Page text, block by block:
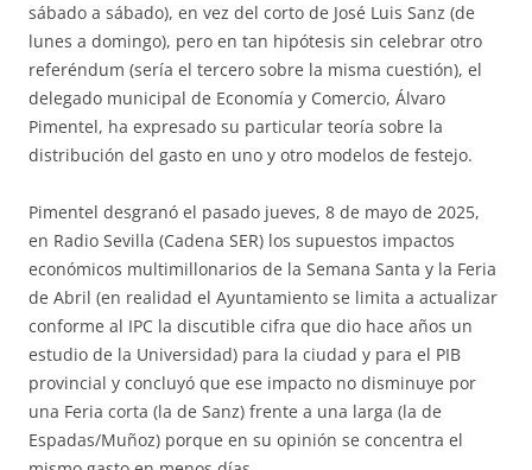
sábado a sábado), en vez del corto de José Luis Sanz (de
lunes a domingo), pero en tan hipótesis sin celebrar otro
referéndum (sería el tercero sobre la misma cuestión), el
delegado municipal de Economía y Comercio, Álvaro
Pimentel, ha expresado su particular teoría sobre la
distribución del gasto en uno y otro modelos de festejo.
Pimentel desgranó el pasado jueves, 8 de mayo de 2025,
en Radio Sevilla (Cadena SER) los supuestos impactos
económicos multimillonarios de la Semana Santa y la Feria
de Abril (en realidad el Ayuntamiento se limita a actualizar
conforme al IPC la discutible cifra que dio hace años un
estudio de la Universidad) para la ciudad y para el PIB
provincial y concluyó que ese impacto no disminuye por
una Feria corta (la de Sanz) frente a una larga (la de
Espadas/Muñoz) porque en su opinión se concentra el